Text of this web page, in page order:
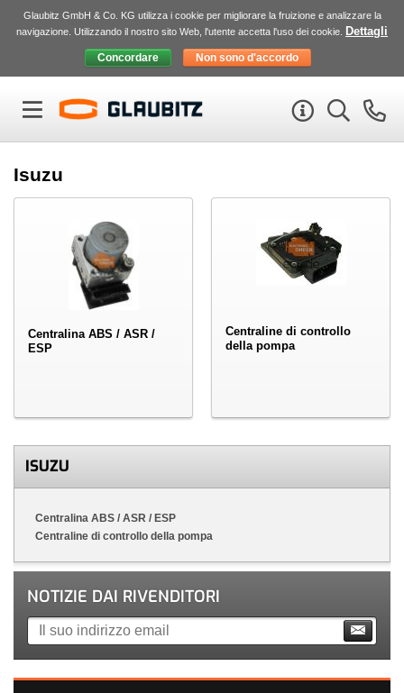
Glaubitz GmbH & Co. KG utilizza i cookie per migliorare la fruizione e analizzare la
navigazione. Utilizzando il nostro sito Web, l'utente accetta l'uso dei cookie.
Dettagli
Isuzu
Centralina ABS / ASR /
ESP
Centraline di controllo
della pompa
ISUZU
Centralina ABS / ASR / ESP
Centraline di controllo della pompa
NOTIZIE DAI RIVENDITORI